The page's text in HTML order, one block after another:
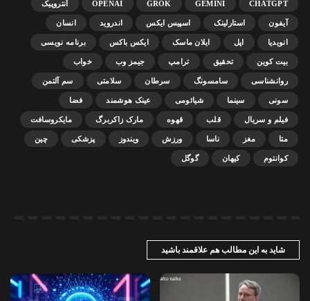
CHATGPT
GEMINI
GROK
OPENAI آنتروپیک
آیفون استارلینک اسپیس ایکس اندروید انسان
انویدیا اپل ایلان ماسک ایکس باکس برنامه نویسی
بیت کوین تحقیق ترامپ جیمز وب خواب
روانشناسی سامسونگ سرطان سلامتی سم آلتمن
سونی سینما شیائومی عینک هوشمند فضا
فیلم و سریال قلب قهوه مارک زاکربرگ مایکروسافت
متا مغز ناسا ورزش ویندوز پزشکی چین
کوانتوم کیهان گوگل
شاید به این مطالب هم علاقمند باشید